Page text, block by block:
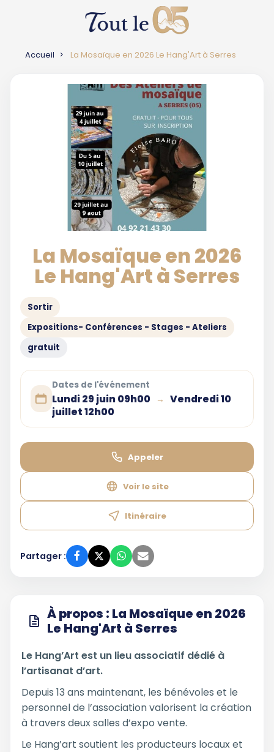
Accueil La Mosaïque en 2026 Le Hang'Art à Serres
La Mosaïque en 2026
Le Hang'Art à Serres
Sortir
Expositions- Conférences - Stages - Ateliers
gratuit
Dates de l'événement
Lundi 29 juin 09h00 →
Vendredi 10
juillet 12h00
Appeler
Voir le site
Itinéraire
Partager :
À propos : La Mosaïque en 2026
Le Hang'Art à Serres
Le Hang’Art est un lieu associatif dédié à
l’artisanat d’art.
Depuis 13 ans maintenant, les bénévoles et le
personnel de l’association valorisent la création
à travers deux salles d’expo vente.
Le Hang’art soutient les producteurs locaux et